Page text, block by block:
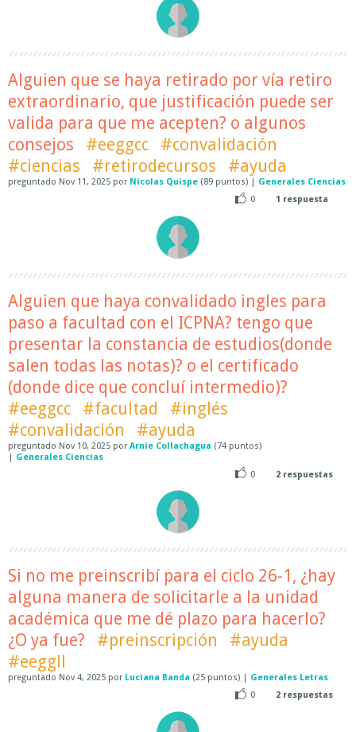
Alguien que se haya retirado por vía retiro
extraordinario, que justificación puede ser
valida para que me acepten? o algunos
consejos
#eeggcc
#convalidación
#ciencias
#retirodecursos #ayuda
preguntado Nov 11, 2025 por Nicolas Quispe (89 puntos) | Generales Ciencias
0
1 respuesta
Alguien que haya convalidado ingles para
paso a facultad con el ICPNA? tengo que
presentar la constancia de estudios(donde
salen todas las notas)? o el certificado
(donde dice que concluí intermedio)?
#eeggcc
#facultad
#inglés
#convalidación
#ayuda
preguntado Nov 10, 2025 por Arnie Collachagua (74 puntos)
| Generales Ciencias
0
2 respuestas
Si no me preinscribí para el ciclo 26-1, ¿hay
alguna manera de solicitarle a la unidad
académica que me dé plazo para hacerlo?
¿O ya fue?
#preinscripción
#ayuda
#eeggll
preguntado Nov 4, 2025 por Luciana Banda (25 puntos) | Generales Letras
0
2 respuestas